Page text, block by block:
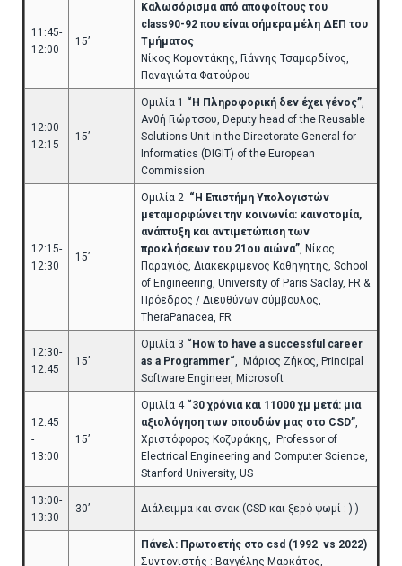
11:45-
12:00
15’
Καλωσόρισμα από αποφοίτους του
class90-92 που είναι σήμερα μέλη ΔΕΠ του
Τμήματος
Νίκος Κομοντάκης, Γιάννης Τσαμαρδίνος,
Παναγιώτα Φατούρου
12:00-
12:15
15’
Ομιλία 1 “Η Πληροφορική δεν έχει γένος”,
Ανθή Γιώρτσου, Deputy head of the Reusable
Solutions Unit in the Directorate-General for
Informatics (DIGIT) of the European
Commission
12:15-
12:30
15’
Ομιλία 2 “Η Επιστήμη Υπολογιστών
μεταμορφώνει την κοινωνία: καινοτομία,
ανάπτυξη και αντιμετώπιση των
προκλήσεων του 21ου αιώνα”, Νίκος
Παραγιός, Διακεκριμένος Καθηγητής, School
of Engineering, University of Paris Saclay, FR &
Πρόεδρος / Διευθύνων σύμβουλος,
TheraPanacea, FR
12:30-
12:45
15’
Ομιλία 3 “How to have a successful career
as a Programmer“, Μάριος Ζήκος, Principal
Software Engineer, Microsoft
12:45
-
13:00
15’
Ομιλία 4“30 χρόνια και 11000 χμ μετά: μια
αξιολόγηση των σπουδών μας στο CSD”,
Χριστόφορος Κοζυράκης, Professor of
Electrical Engineering and Computer Science,
Stanford University, US
13:00-
13:30
30’ Διάλειμμα και σνακ (CSD και ξερό ψωμί :-) )
Πάνελ: Πρωτοετής στο csd (1992 vs 2022)
Συντονιστής : Βαγγέλης Μαρκάτος,